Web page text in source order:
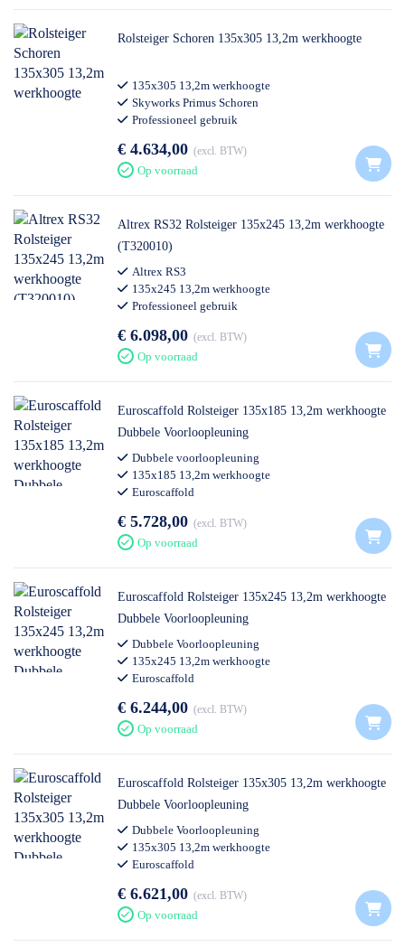
Rolsteiger Schoren 135x305 13,2m werkhoogte
135x305 13,2m werkhoogte
Skyworks Primus Schoren
Professioneel gebruik
€ 4.634,00 excl. BTW
Op voorraad
Altrex RS32 Rolsteiger 135x245 13,2m werkhoogte
(T320010)
Altrex RS3
135x245 13,2m werkhoogte
Professioneel gebruik
€ 6.098,00 excl. BTW
Op voorraad
Euroscaffold Rolsteiger 135x185 13,2m werkhoogte
Dubbele Voorloopleuning
Dubbele voorloopleuning
135x185 13,2m werkhoogte
Euroscaffold
€ 5.728,00 excl. BTW
Op voorraad
Euroscaffold Rolsteiger 135x245 13,2m werkhoogte
Dubbele Voorloopleuning
Dubbele Voorloopleuning
135x245 13,2m werkhoogte
Euroscaffold
€ 6.244,00 excl. BTW
Op voorraad
Euroscaffold Rolsteiger 135x305 13,2m werkhoogte
Dubbele Voorloopleuning
Dubbele Voorloopleuning
135x305 13,2m werkhoogte
Euroscaffold
€ 6.621,00 excl. BTW
Op voorraad